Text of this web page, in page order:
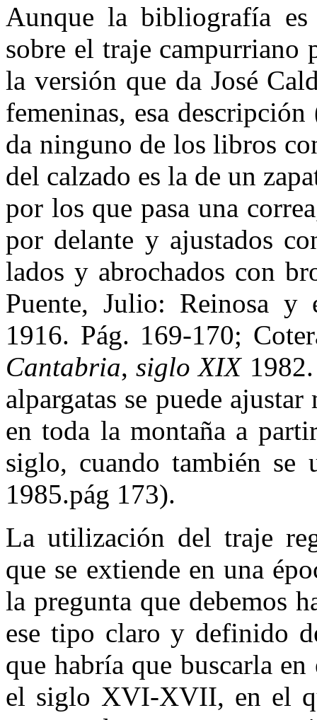
Aunque la bibliografía es
sobre el traje campurriano
la versión que da José
femeninas, esa
da ninguno de los libros
del calzado es la de un
por los que pasa una
por delante y ajustados
lados y abrochados con
Puente, Julio: Reinosa y
1916. Pág. 169-170;
Cantabria,siglo XIX1982.
alpargatas se puede
en toda la montaña a
siglo, cuando también
1985.pág 173).
La utilización del traje
que se extiende en una
la pregunta que debemos
ese tipo claro y definido
que habría que buscarla
el siglo XVI-XVII, en el